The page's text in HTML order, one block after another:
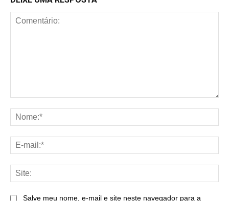
Salve meu nome, e-mail e site neste navegador para a